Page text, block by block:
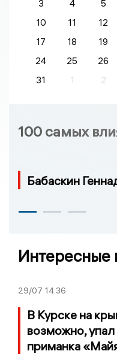
3
4 5
10
11 12
17
18 19
24
25 26
31
1 2
100 самых
Бабаскин
Интересные
29/07 14:36
В Курске на
возможно,
приманка